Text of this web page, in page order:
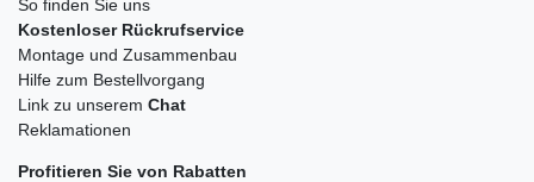
So finden Sie uns
Kostenloser Rückrufservice
Montage und Zusammenbau
Hilfe zum Bestellvorgang
Link zu unserem Chat
Reklamationen
Profitieren Sie von Rabatten